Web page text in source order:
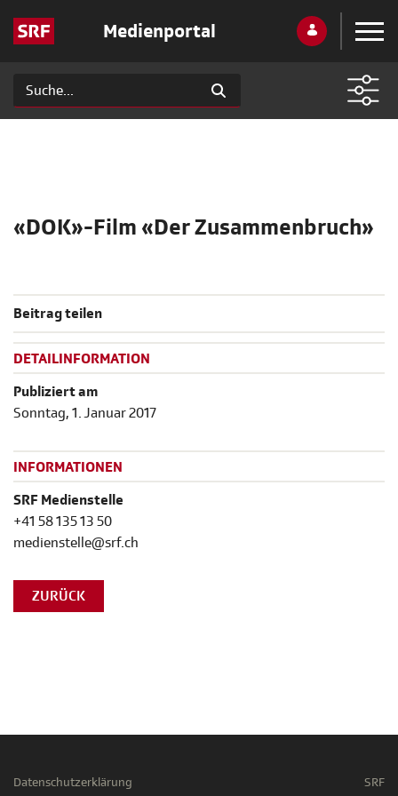
Medienportal
«DOK»-Film «Der Zusammenbruch»
Beitrag teilen
DETAILINFORMATION
Publiziert am
Sonntag, 1. Januar 2017
INFORMATIONEN
SRF Medienstelle
+41 58 135 13 50
medienstelle@srf.ch
ZURÜCK
Datenschutzerklärung SRF